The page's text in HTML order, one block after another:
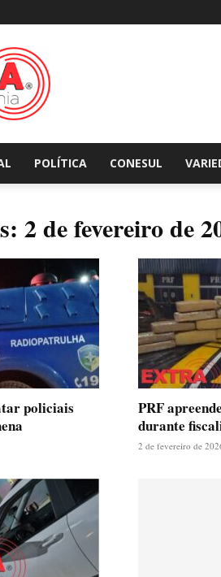
POLÍTICA CONESUL
2 de fevereiro de
policiais
PRF
durante
2 de fevereiro de